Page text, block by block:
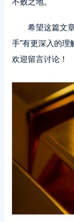
不败之地。
希望这篇文
手”有更深入的理
欢迎留言讨论！